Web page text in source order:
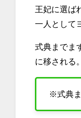
王妃に選ば
一人として
式典までま
に移される。
※式典ま